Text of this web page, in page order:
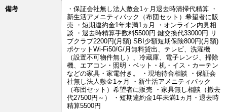
備考
・保証会社無し法人敷金1ヶ月退去時清掃代精算 ・
新生活アメニティパック（布団セット）希望者に販
売 ・短期違約金1年未満1ヵ月 ・オンライン内見相
談 ・退去時精算手数料5500円 鍵交換代33000円 リ
ブクラブ2200円(月額) SBI少額短期保険800円(月額)
ポケットWi-Fi50/G/月無料貸出、テレビ、洗濯機
（設置不可物件無し）、冷蔵庫、電子レンジ、掃除
機、エアコン・照明・ベット・机・イス・カーテン
などの家具・家電付き。 ・現地待合相談 ・保証会
社無し法人敷金1ヶ月 ・新生活アメニティパック
（布団セット）希望者に販売 ・家具無し相談（撤去
代27500円～） ・短期違約金1年未満1ヵ月・退去時
精算5500円